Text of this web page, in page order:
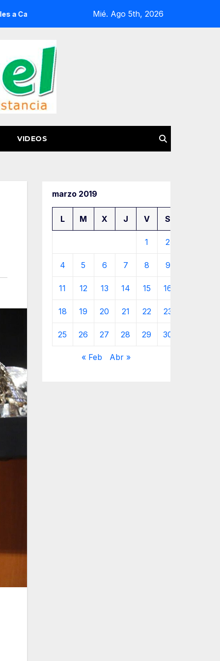
Miseria Guardia Civil fortalece su capacidad
Mié. Ago 5th, 2026
VIDEOS
marzo 2019
L M X J V S
1 2
4 5 6 7 8 9
11 12 13 14 15 16
18 19 20 21 22 23
25 26 27 28 29 30
« Feb Abr »